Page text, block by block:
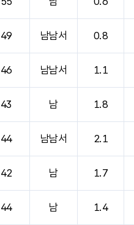
49 남남서 0.8
46 남남서 1.1
43 남 1.8
44 남남서 2.1
42 남 1.7
44 남 1.4